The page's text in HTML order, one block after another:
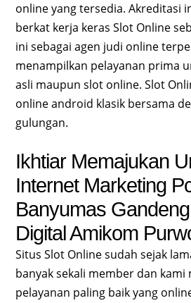
online yang tersedia. Akreditasi
berkat kerja keras Slot Online
ini sebagai agen judi online
menampilkan pelayanan prima
asli maupun slot online. Slot
online android klasik bersama
gulungan.
Ikhtiar Memajukan
Internet Marketing
Banyumas
Digital Amikom
Situs Slot Online sudah sejak
banyak sekali member dan kami
pelayanan paling baik yang